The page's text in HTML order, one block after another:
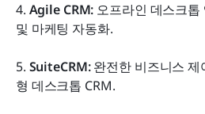
4. Agile CRM: 오프라인 데스크톱
및 마케팅 자동화.
5. SuiteCRM: 완전한 비즈니스
형 데스크톱 CRM.